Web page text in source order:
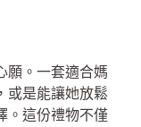
願。一套適合媽
或是能讓她放鬆
。這份禮物不僅